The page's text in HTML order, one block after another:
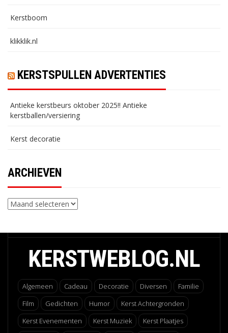
Kerstboom
klikklik.nl
KERSTSPULLEN ADVERTENTIES
Antieke kerstbeurs oktober 2025!! Antieke
kerstballen/versiering
Kerst decoratie
ARCHIEVEN
Archieven
KERSTWEBLOG.NL
Algemeen Cadeau Decoratie Diversen
Familie
Film
Gedichten Humor
Kerst Achtergronden
Kerst Evenementen
Kerst Muziek
Kerst Plaatjes